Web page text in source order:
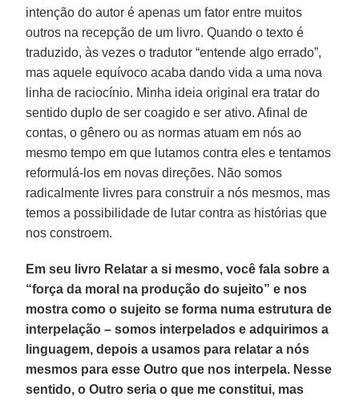
intenção do autor é apenas um fator entre muitos
outros na recepção de um livro. Quando o texto é
traduzido, às vezes o tradutor “entende algo errado”,
mas aquele equívoco acaba dando vida a uma nova
linha de raciocínio. Minha ideia original era tratar do
sentido duplo de ser coagido e ser ativo. Afinal de
contas, o gênero ou as normas atuam em nós ao
mesmo tempo em que lutamos contra eles e tentamos
reformulá-los em novas direções. Não somos
radicalmente livres para construir a nós mesmos, mas
temos a possibilidade de lutar contra as histórias que
nos constroem.
Em seu livro Relatar a si mesmo, você fala sobre a
“força da moral na produção do sujeito” e nos
mostra como o sujeito se forma numa estrutura de
interpelação – somos interpelados e adquirimos a
linguagem, depois a usamos para relatar a nós
mesmos para esse Outro que nos interpela. Nesse
sentido, o Outro seria o que me constitui, mas